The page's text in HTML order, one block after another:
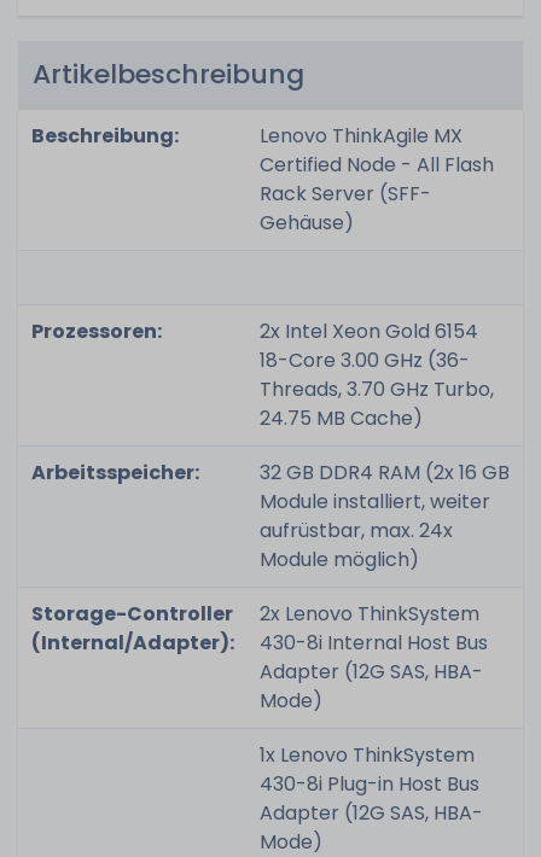
Artikelbeschreibung
Beschreibung:
Lenovo ThinkAgile MX
Certified Node - All Flash
Rack Server (SFF-
Gehäuse)
Prozessoren:
2x Intel Xeon Gold 6154
18-Core 3.00 GHz (36-
Threads, 3.70 GHz Turbo,
24.75 MB Cache)
Arbeitsspeicher:
32 GB DDR4 RAM (2x 16 GB
Module installiert, weiter
aufrüstbar, max. 24x
Module möglich)
Storage-Controller
(Internal/Adapter):
2x Lenovo ThinkSystem
430-8i Internal Host Bus
Adapter (12G SAS, HBA-
Mode)
1x Lenovo ThinkSystem
430-8i Plug-in Host Bus
Adapter (12G SAS, HBA-
Mode)